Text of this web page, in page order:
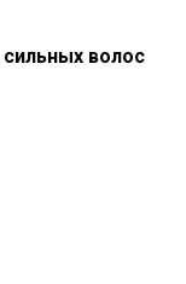
сильных волос